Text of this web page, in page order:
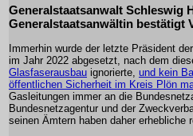
Generalstaatsanwalt Schleswig
Generalstaatsanwältin bestätigt
Immerhin wurde der letzte Präsident
im Jahr 2022 abgesetzt, nach dem
Glasfaserausbau ignorierte, und kein
öffentlichen Sicherheit im Kreis Plön
Gasleitungen immer an die
Bundesnetzagentur und der
seinen Ämtern haben daher erhebliche